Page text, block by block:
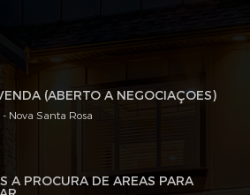
(ABERTO A NEGOCIAÇÕES)
- Nova Santa Rosa
A PROCURA DE AREAS PARA